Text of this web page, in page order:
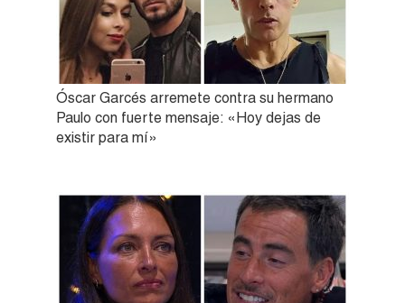
Óscar Garcés arremete contra su hermano
Paulo con fuerte mensaje: «Hoy dejas de
existir para mí»